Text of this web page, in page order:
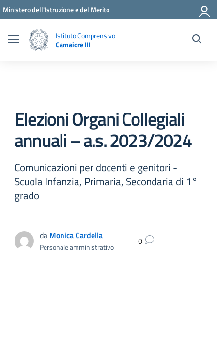
Vai ai contenuti
Vai al menu di navigazione
Vai al footer
Ministero dell'Istruzione e del Merito
Istituto Comprensivo
Camaiore III
Elezioni Organi Collegiali
annuali – a.s. 2023/2024
Comunicazioni per docenti e genitori -
Scuola Infanzia, Primaria, Secondaria di 1°
grado
da Monica Cardella
Personale amministrativo 0